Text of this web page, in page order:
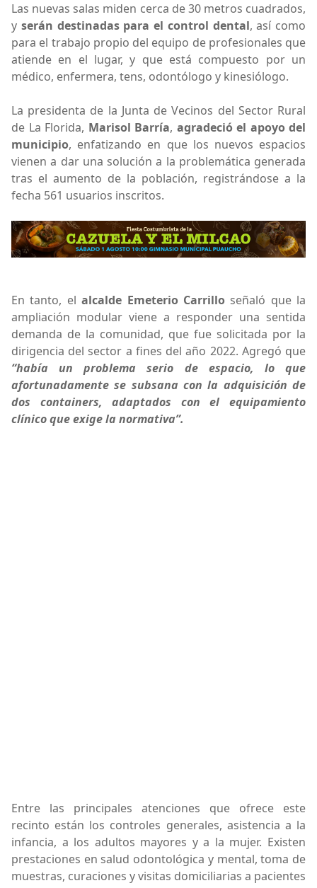
Las nuevas salas miden cerca de 30 metros cuadrados,
y serán destinadas para el control dental, así como
para el trabajo propio del equipo de profesionales que
atiende en el lugar, y que está compuesto por un
médico, enfermera, tens, odontólogo y kinesiólogo.
La presidenta de la Junta de Vecinos del Sector Rural
de La Florida, Marisol Barría, agradeció el apoyo del
municipio, enfatizando en que los nuevos espacios
vienen a dar una solución a la problemática generada
tras el aumento de la población, registrándose a la
fecha 561 usuarios inscritos.
En tanto, elalcalde Emeterio Carrilloseñaló que la
ampliación modular viene a responder una sentida
demanda de la comunidad, que fue solicitada por la
dirigencia del sector a fines del año 2022. Agregó que
“había un problema serio de espacio, lo que
afortunadamente se subsana con la adquisición de
dos containers, adaptados con el equipamiento
clínico que exige la normativa”.
Entre las principales atenciones que ofrece este
recinto están los controles generales, asistencia a la
infancia, a los adultos mayores y a la mujer. Existen
prestaciones en salud odontológica y mental, toma de
muestras, curaciones y visitas domiciliarias a pacientes